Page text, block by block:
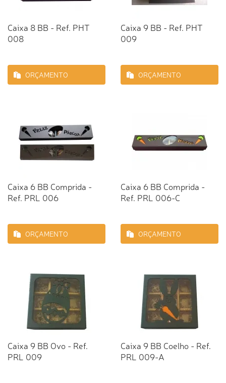
Caixa 8 BB - Ref. PHT
008
ORÇAMENTO
Caixa 9 BB - Ref. PHT
009
ORÇAMENTO
Caixa 6 BB Comprida -
Ref. PRL 006
ORÇAMENTO
Caixa 6 BB Comprida -
Ref. PRL 006-C
ORÇAMENTO
Caixa 9 BB Ovo - Ref.
PRL 009
Caixa 9 BB Coelho - Ref.
PRL 009-A